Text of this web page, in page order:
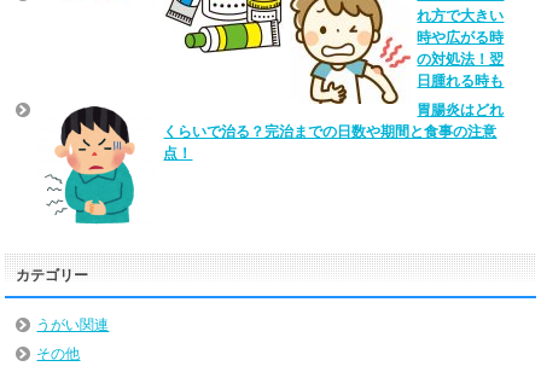
れ方で大きい
時や広がる時
の対処法！翌
日腫れる時も
胃腸炎はどれ
くらいで治る？完治までの日数や期間と食事の注意
点！
カテゴリー
うがい関連
その他